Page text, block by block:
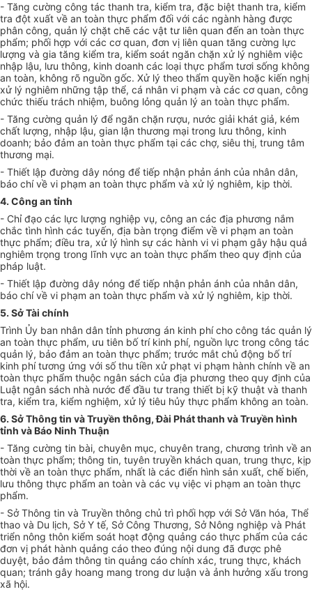
- Tăng cường công tác thanh tra, kiểm tra, đặc biệt thanh tra, kiểm
tra đột xuất về an toàn thực phẩm đối với các ngành hàng được
phân công, quản lý chặt chẽ các vật tư liên quan đến an toàn thực
phẩm; phối hợp với các cơquan, đơn vị liên quan tăng cường lực
lượng và gia tăng kiểm tra, kiểm soát ngăn chặn xử lý nghiêm việc
nhập lậu, lưu thông, kinh doanh các loại thực phẩm tươi sống không
an toàn, không rõ nguồn gốc. Xử lý theo thẩm quyền hoặc kiến nghị
xử lý nghiêm những tập thể, cá nhân vi phạm và các cơ quan, công
chức thiếu trách nhiệm, buông lỏng quản lý an toàn thực phẩm.
- Tăng cường quản lý để ngăn chặn rượu, nước giải khát giả, kém
chất lượng, nhập lậu, gian lận thương mại trong lưu thông, kinh
doanh; bảo đảm an toàn thực phẩm tại các chợ, siêu thị, trung tâm
thương mại.
- Thiết lập đường dây nóng để tiếp nhận phản ánh của nhân dân,
báo chí về vi phạm an toàn thực phẩm và xử lý nghiêm, kịp thời.
4. Công an tỉnh
- Chỉ đạo các lực lượng nghiệp vụ, công an các địa phương nắm
chắc tình hình các tuyến, địa bàn trọng điểm về vi phạm an toàn
thực phẩm; điều tra, xử lý hình sự các hành vi vi phạm gây hậu quả
nghiêm trọng trong lĩnh vực an toàn thực phẩm theo quy định của
pháp luật.
- Thiết lập đường dây nóng để tiếp nhận phản ánh của nhân dân,
báo chí về vi phạm an toàn thực phẩm và xử lý nghiêm, kịp thời.
5. Sở Tài chính
Trình Ủy ban nhân dân tỉnh phương án kinh phí cho công tác quản lý
an toàn thực phẩm, ưu tiên bố trí kinh phí, nguồn lực trong công tác
quản lý, bảo đảm an toàn thực phẩm; trước mắt chủ động bố trí
kinh phí tương ứng với số thu tiền xử phạt vi phạm hành chính về an
toàn thực phẩm thuộc ngân sách của địa phương theo quy định của
Luật ngân sách nhà nước để đầu tư trang thiết bị kỹ thuật và thanh
tra, kiểm tra, kiểm nghiệm, xử lý tiêu hủy thực phẩm không an toàn.
6. Sở Thông tin và Truyền thông, Đài Phát thanh và Truyền hình
tỉnh và Báo Ninh Thuận
- Tăng cường tin bài, chuyên mục, chuyên trang, chương trình về an
toàn thực phẩm; thông tin, tuyên truyền khách quan, trung thực, kịp
thời về an toàn thực phẩm, nhất là các điển hình sản xuất, chế biến,
lưu thông thực phẩm an toàn và các vụ việc vi phạm an toàn thực
phẩm.
- Sở Thông tin và Truyền thông chủ trì phối hợp với Sở Văn hóa, Thể
thao và Du lịch, Sở Y tế, Sở Công Thương, Sở Nông nghiệp và Phát
triển nông thôn kiểm soát hoạt động quảng cáo thực phẩm của các
đơn vị phát hành quảng cáo theo đúng nội dung đã được phê
duyệt, bảo đảm thông tin quảng cáo chính xác, trung thực, khách
quan; tránh gây hoang mang trong dư luận và ảnh hưởng xấu trong
xã hội.